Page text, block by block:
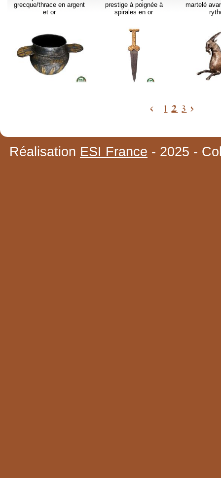
grecque/thrace en argent
et or
prestige à poignée à
spirales en or
martelé
< 1 2 3 >
Réalisation ESI France - 2025 -